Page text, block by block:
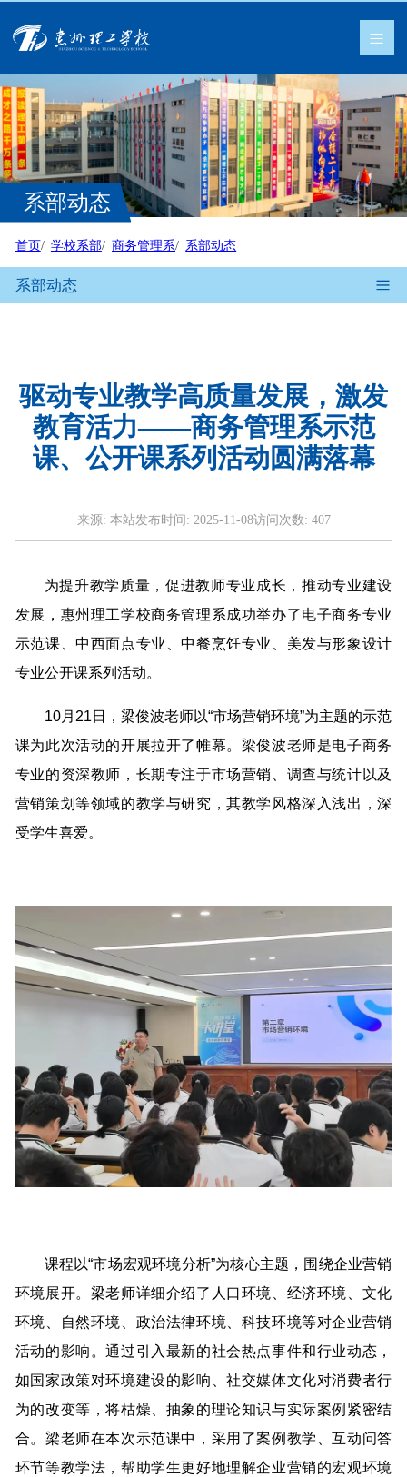
系部动态
首页 学校系部 商务管理系 系部动态
系部动态
驱动专业教学高质量发展，激发
教育活力——商务管理系示范
课、公开课系列活动圆满落幕
来源: 本站发布时间: 2025-11-08访问次数: 407
为提升教学质量，促进教师专业成长，推动专业建设
发展，惠州理工学校商务管理系成功举办了电子商务专业
示范课、中西面点专业、中餐烹饪专业、美发与形象设计
专业公开课系列活动。
10月21日，梁俊波老师以“市场营销环境”为主题的示范
课为此次活动的开展拉开了帷幕。梁俊波老师是电子商务
专业的资深教师，长期专注于市场营销、调查与统计以及
营销策划等领域的教学与研究，其教学风格深入浅出，深
受学生喜爱。
课程以“市场宏观环境分析”为核心主题，围绕企业营销
环境展开。梁老师详细介绍了人口环境、经济环境、文化
环境、自然环境、政治法律环境、科技环境等对企业营销
活动的影响。通过引入最新的社会热点事件和行业动态，
如国家政策对环境建设的影响、社交媒体文化对消费者行
为的改变等，将枯燥、抽象的理论知识与实际案例紧密结
合。梁老师在本次示范课中，采用了案例教学、互动问答
环节等教学法，帮助学生更好地理解企业营销的宏观环境